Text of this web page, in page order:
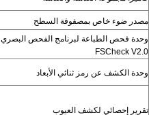
مصدر ضوء خاص بمصفوفة السطح
وحدة فحص الطباعة لبرنامج الفحص البصري
FSCheck V2.0
وحدة الكشف عن رمز ثنائي الأبعاد
تقرير إحصائي لكشف العيوب